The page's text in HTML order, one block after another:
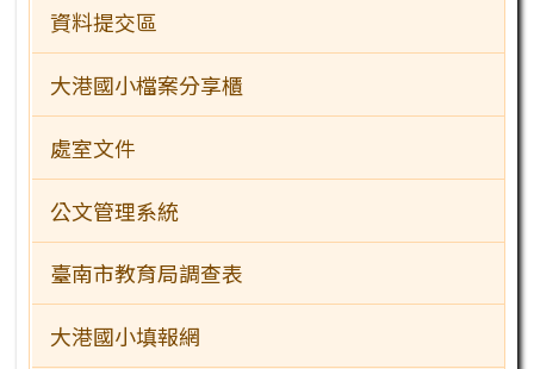
資料提交區
大港國小檔案分享櫃
處室文件
公文管理系統
臺南市教育局調查表
大港國小填報網